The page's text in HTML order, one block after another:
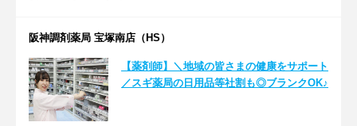
阪神調剤薬局 宝塚南店（HS）
【薬剤師】＼地域の皆さまの健康をサポート
／スギ薬局の日用品等社割も◎ブランクOK♪